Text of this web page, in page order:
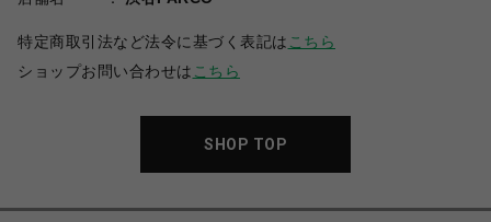
特定商取引法など法令に基づく表記は こちら
ショップお問い合わせは こちら
SHOP TOP